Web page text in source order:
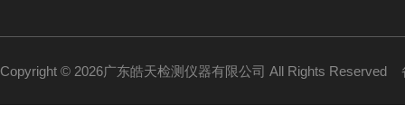
Copyright © 2026广东皓天检测仪器有限公司 All Rights Reserved